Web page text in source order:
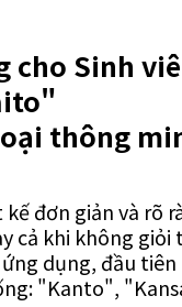
cho Sinh
thông
đơn giản và rõ
cả khi không giỏi
dụng, đầu tiên
"Kanto",